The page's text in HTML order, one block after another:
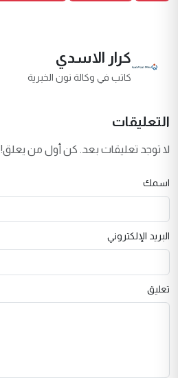
كرار الاسدي
كاتب في وكالة نون الخبرية
التعليقات
لا توجد تعليقات بعد. كن أول من يعلق!
اسمك
البريد الإلكتروني
تعليق